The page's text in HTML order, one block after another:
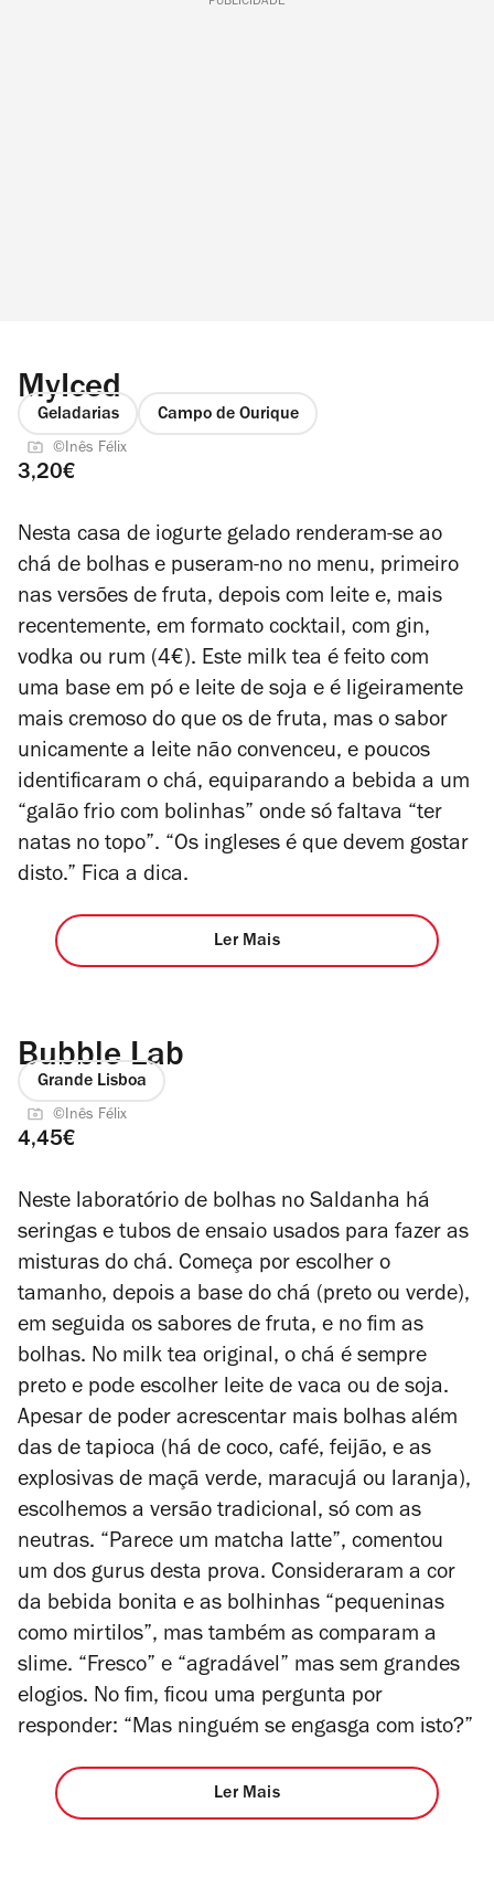
MyIced
Geladarias Campo de Ourique
©Inês Félix
3,20€
Nesta casa de iogurte gelado renderam-se ao
chá de bolhas e puseram-no no menu, primeiro
nas versões de fruta, depois com leite e, mais
recentemente, em formato cocktail, com gin,
vodka ou rum (4€). Este milk tea é feito com
uma base em pó e leite de soja e é ligeiramente
mais cremoso do que os de fruta, mas o sabor
unicamente a leite não convenceu, e poucos
identificaram o chá, equiparando a bebida a um
“galão frio com bolinhas” onde só faltava “ter
natas no topo”. “Os ingleses é que devem gostar
disto.” Fica a dica.
Ler Mais
Bubble Lab
Grande Lisboa
©Inês Félix
4,45€
Neste laboratório de bolhas no Saldanha há
seringas e tubos de ensaio usados para fazer as
misturas do chá. Começa por escolher o
tamanho, depois a base do chá (preto ou verde),
em seguida os sabores de fruta, e no fim as
bolhas. No milk tea original, o chá é sempre
preto e pode escolher leite de vaca ou de soja.
Apesar de poder acrescentar mais bolhas além
das de tapioca (há de coco, café, feijão, e as
explosivas de maçã verde, maracujá ou laranja),
escolhemos a versão tradicional, só com as
neutras. “Parece um matcha latte”, comentou
um dos gurus desta prova. Consideraram a cor
da bebida bonita e as bolhinhas “pequeninas
como mirtilos”, mas também as comparam a
slime. “Fresco” e “agradável” mas sem grandes
elogios. No fim, ficou uma pergunta por
responder: “Mas ninguém se engasga com isto?”
Ler Mais